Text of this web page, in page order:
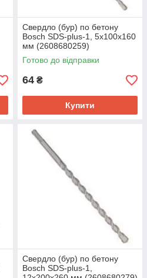
Свердло (бур) по бетону
Bosch SDS-plus-1, 5x100x160
мм (2608680259)
Готово до відправки
64 ₴
Купити
Свердло (бур) по бетону
Bosch SDS-plus-1,